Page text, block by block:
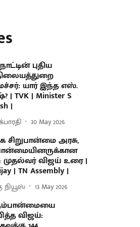
புதிய
யார் இந்த எஸ்.
| TVK | Minister S
|
30 May 2026
சிறுபான்மை அரசு,
முதல்வர் விஜய் உரை |
| TN Assembly |
நியூஸ் 13 May 2026
விஜய்: